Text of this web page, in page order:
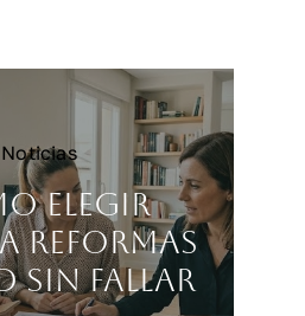
casa
Noticias
elegir
reformas
sin fallar